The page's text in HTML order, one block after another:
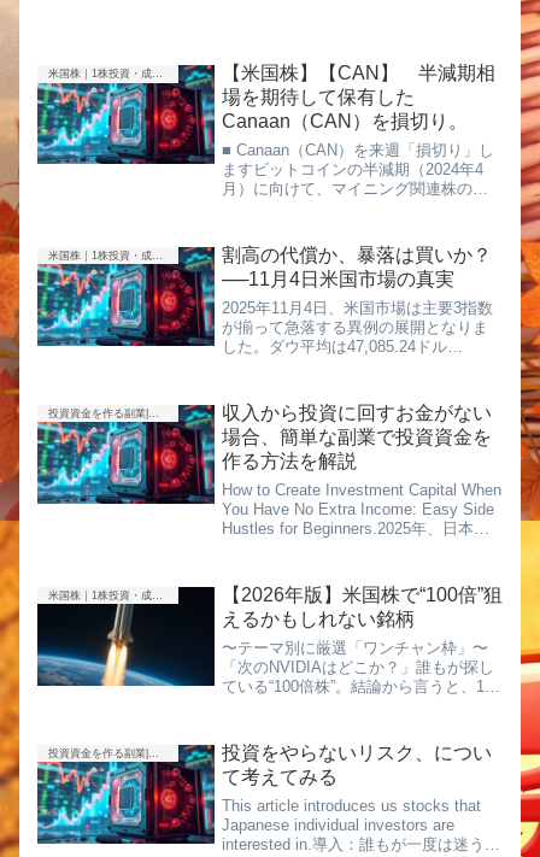
米国株｜1株投資・成長株
【米国株】【CAN】 半減期相
場を期待して保有した
Canaan（CAN）を損切り。
■ Canaan（CAN）を来週「損切り」し
ますビットコインの半減期（2024年4
月）に向けて、マイニング関連株の上
すでに1年半が経過しても、株価は思う
ように動かず、むしろ...
米国株｜1株投資・成長株
割高の代償か、暴落は買いか？
──11月4日米国市場の真実
2025年11月4日、米国市場は主要3指数
が揃って急落する異例の展開となりま
した。ダウ平均は47,085.24ドル
（-1.17%）と、...
収入から投資に回すお金がない
場合、簡単な副業で投資資金を
作る方法を解説
How to Create Investment Capital When
You Have No Extra Income: Easy Side
Hustles for Beginners.2025年、日本で
米国株｜1株投資・成長株
【2026年版】米国株で“100倍”狙
えるかもしれない銘柄
〜テーマ別に厳選「ワンチャン枠」〜
「次のNVIDIAはどこか？」誰もが探し
ている“100倍株”。結論から言うと、100
爆発的に伸びる✔ 技術がゲームチェン
ジ級この3...
投資をやらないリスク、につい
て考えてみる
This article introduces us stocks that
Japanese individual investors are
interested in.導入：誰もが一度は迷う